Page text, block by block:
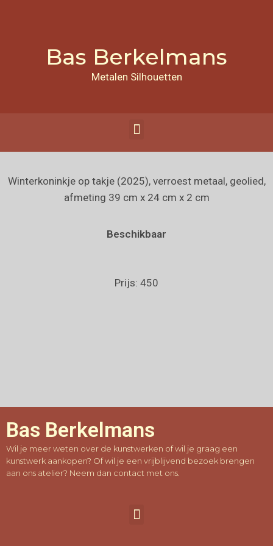
Bas Berkelmans
Metalen Silhouetten
Winterkoninkje op takje (2025), verroest metaal, geolied,
afmeting 39 cm x 24 cm x 2 cm
Beschikbaar
Prijs: 450
Bas Berkelmans
Wil je meer weten over de kunstwerken of wil je graag een
kunstwerk aankopen? Of wil je een vrijblijvend bezoek brengen
aan ons atelier? Neem dan contact met ons.